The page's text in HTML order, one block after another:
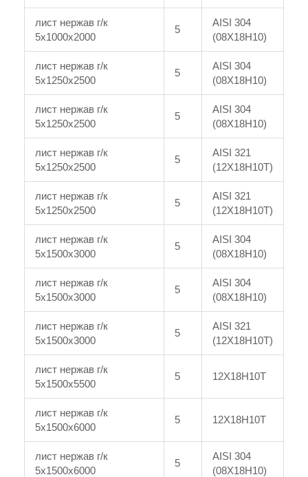
лист нержав г/к
5x1000x2000
5
AISI 304
(08Х18Н10)
лист нержав г/к
5x1250x2500
5
AISI 304
(08Х18Н10)
лист нержав г/к
5x1250x2500
5
AISI 304
(08Х18Н10)
лист нержав г/к
5x1250x2500
5
AISI 321
(12Х18Н10Т)
лист нержав г/к
5x1250x2500
5
AISI 321
(12Х18Н10Т)
лист нержав г/к
5x1500x3000
5
AISI 304
(08Х18Н10)
лист нержав г/к
5x1500x3000
5
AISI 304
(08Х18Н10)
лист нержав г/к
5x1500x3000
5
AISI 321
(12Х18Н10Т)
лист нержав г/к
5x1500x5500
5 12Х18Н10Т
лист нержав г/к
5x1500x6000
5 12Х18Н10Т
лист нержав г/к
5x1500x6000
5
AISI 304
(08Х18Н10)